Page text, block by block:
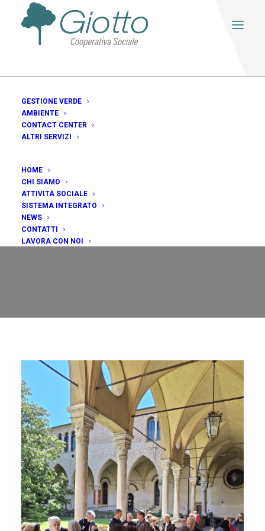
GESTIONE VERDE
AMBIENTE
CONTACT CENTER
ALTRI SERVIZI
HOME
CHI SIAMO
ATTIVITÀ SOCIALE
SISTEMA INTEGRATO
NEWS
CONTATTI
LAVORA CON NOI